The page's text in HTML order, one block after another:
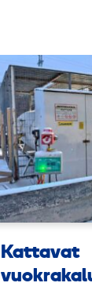
Kattavat